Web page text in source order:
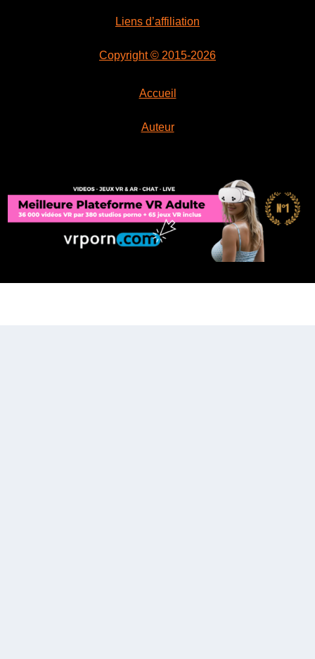
Liens d’affiliation
Copyright © 2015-2026
Accueil
Auteur